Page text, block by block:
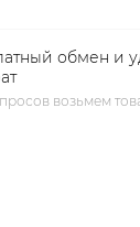
обмен и
возьмем